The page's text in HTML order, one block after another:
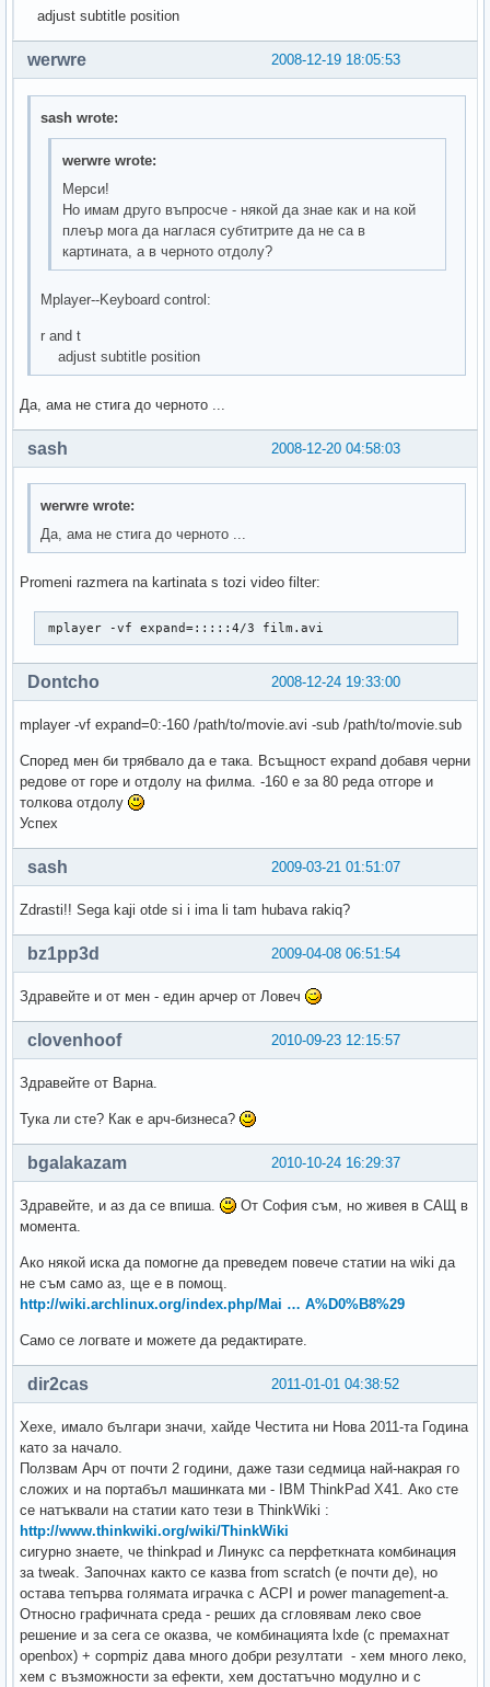
adjust subtitle position
2008-12-19 18:05:53
werwre
sash wrote:
werwre wrote:
Мерси!
Но имам друго въпросче - някой да знае как и на кой
плеър мога да наглася субтитрите да не са в
картината, а в черното отдолу?
Mplayer--Keyboard control:
r and t
adjust subtitle position
Да, ама не стига до черното ...
2008-12-20 04:58:03
sash
werwre wrote:
Да, ама не стига до черното ...
Promeni razmera na kartinata s tozi video filter:
mplayer -vf expand=:::::4/3 film.avi
2008-12-24 19:33:00
Dontcho
mplayer -vf expand=0:-160 /path/to/movie.avi -sub /path/to/movie.sub
Според мен би трябвало да е така. Всъщност expand добавя черни
редове от горе и отдолу на филма. -160 е за 80 реда отгоре и
толкова отдолу
Успех
2009-03-21 01:51:07
sash
Zdrasti!! Sega kaji otde si i ima li tam hubava rakiq?
2009-04-08 06:51:54
bz1pp3d
Здравейте и от мен - един арчер от Ловеч
2010-09-23 12:15:57
clovenhoof
Здравейте от Варна.
Тука ли сте? Как е арч-бизнеса?
2010-10-24 16:29:37
bgalakazam
Здравейте, и аз да се впиша.
От София съм, но живея в САЩ в
момента.
Ако някой иска да помогне да преведем повече статии на wiki да
не съм само аз, ще е в помощ.
http://wiki.archlinux.org/index.php/Mai … A%D0%B8%29
Само се логвате и можете да редактирате.
2011-01-01 04:38:52
dir2cas
Хехе, ималo българи значи, хайде Честита ни Нова 2011-та Година
като за начало.
Ползвам Арч от почти 2 години, даже тази седмица най-накрая го
сложих и на портабъл машинката ми - IBM ThinkPad X41. Ако сте
се натъквали на статии като тези в ThinkWiki :
http://www.thinkwiki.org/wiki/ThinkWiki
сигурно знаете, че thinkpad и Линукс са перфеткната комбинация
за tweak. Започнах както се казва from scratch (e почти де), но
остава тепърва голямата играчка с ACPI и power management-a.
Относно графичната среда - реших да сгловявам леко свое
решение и за сега се оказва, че комбинацията lxde (с премахнат
openbox) + copmpiz дава много добри резултати - хем много леко,
хем с възможности за ефекти, хем достатъчно модулно и с